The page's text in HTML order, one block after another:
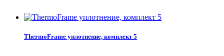
ThermoFrame уплотнение, комплект 5